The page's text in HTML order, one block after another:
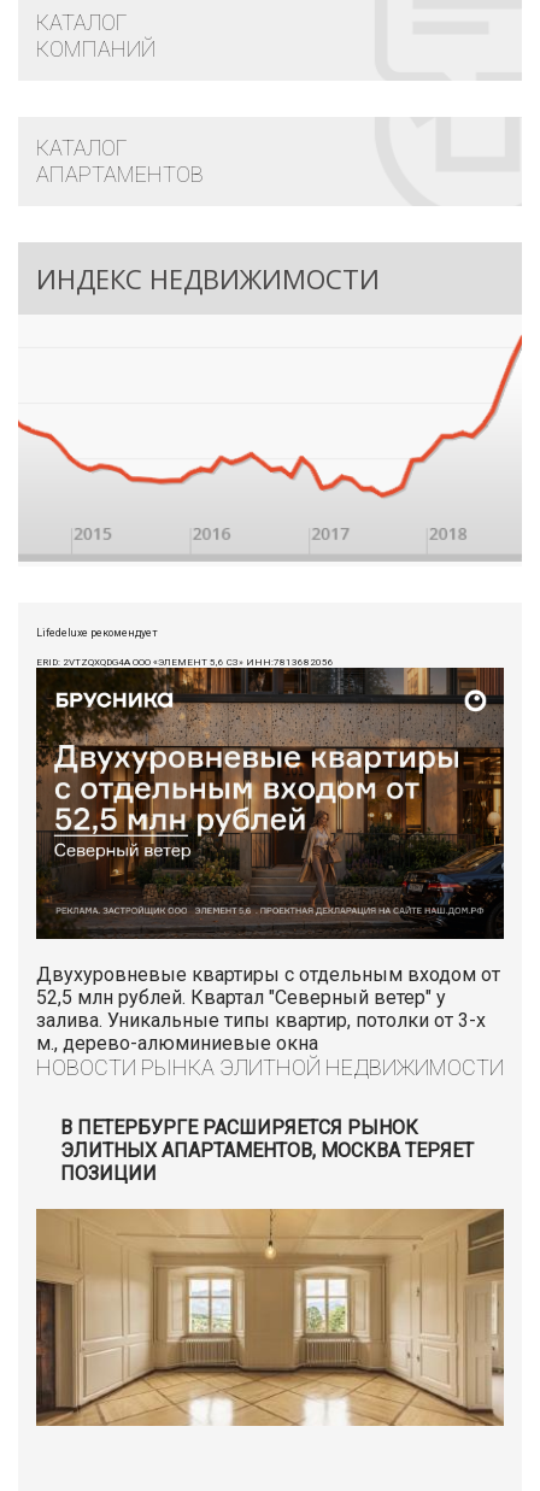
КАТАЛОГ
КОМПАНИЙ
КАТАЛОГ
АПАРТАМЕНТОВ
ИНДЕКС НЕДВИЖИМОСТИ
Lifedeluxe рекомендует
ERID: 2VTZQXQDG4A ООО «ЭЛЕМЕНТ 5,6 СЗ» ИНН:7813682056
Двухуровневые квартиры с отдельным входом от
52,5 млн рублей. Квартал "Северный ветер" у
залива. Уникальные типы квартир, потолки от 3-х
м., дерево-алюминиевые окна
НОВОСТИ РЫНКА ЭЛИТНОЙ НЕДВИЖИМОСТИ
В ПЕТЕРБУРГЕ РАСШИРЯЕТСЯ РЫНОК
ЭЛИТНЫХ АПАРТАМЕНТОВ, МОСКВА ТЕРЯЕТ
ПОЗИЦИИ